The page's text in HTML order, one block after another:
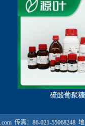
硫酸葡聚糖
传真：86-021-55068248